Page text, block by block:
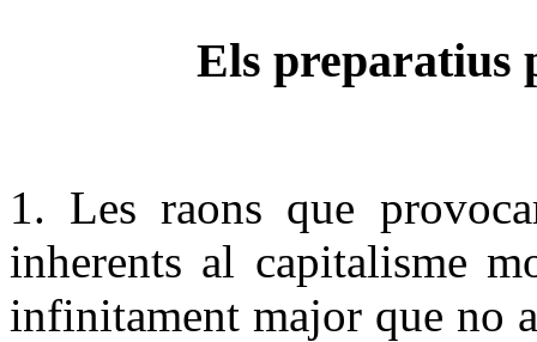
Els preparatius
1. Les raons que
inherents al capitalisme
infinitament major que no